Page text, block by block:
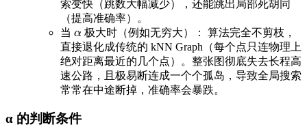
索变快（跳数大幅减少），还能跳出局部死胡同
（提高准确率）。
当 α
α 极大时（例如无穷大）： 算法完全不剪枝，
直接退化成传统的 kNN Graph（每个点只连物理上
绝对距离最近的几个点）。整张图彻底失去长程高
速公路，且极易断连成一个个孤岛，导致全局搜索
常常在中途断掉，准确率会暴跌。
α 的判断条件